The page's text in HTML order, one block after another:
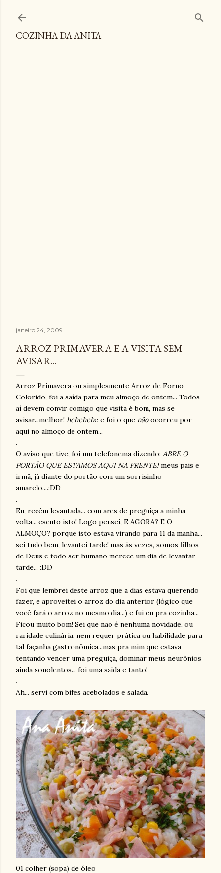
COZINHA DA ANITA
janeiro 24, 2009
ARROZ PRIMAVERA E A VISITA SEM
AVISAR...
Arroz Primavera ou simplesmente Arroz de Forno
Colorido, foi a saída para meu almoço de ontem... Todos
aí devem convir comigo que visita é bom, mas se
avisar...melhor! hehehehe e foi o que nãoocorreu por
aqui no almoço de ontem...
.
O aviso que tive, foi um telefonema dizendo: ABRE O
PORTÃO QUE ESTAMOS AQUI NA FRENTE!meus pais e
irmã, já diante do portão com um sorrisinho
amarelo....:DD
.
Eu, recém levantada... com ares de preguiça a minha
volta... escuto isto! Logo pensei, E AGORA? E O
ALMOÇO? porque isto estava virando para 11 da manhã...
sei tudo bem, levantei tarde! mas às vezes, somos filhos
de Deus e todo ser humano merece um dia de levantar
tarde... :DD
.
Foi que lembrei deste arroz que a dias estava querendo
fazer, e aproveitei o arroz do dia anterior (lógico que
você fará o arroz no mesmo dia...) e fui eu pra cozinha...
Ficou muito bom! Sei que não é nenhuma novidade, ou
raridade culinária, nem requer prática ou habilidade para
tal façanha gastronômica...mas pra mim que estava
tentando vencer uma preguiça, dominar meus neurônios
ainda sonolentos... foi uma saída e tanto!
.
Ah... servi com bifes acebolados e salada.
01 colher (sopa) de óleo